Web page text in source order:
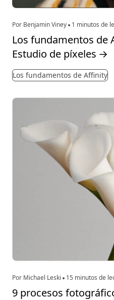
Por Benjamin Viney 1 minutos de
Los fundamentos de
Estudio de píxeles →
Los fundamentos de Affinity
Por Michael Leski 15 minutos de
9 procesos